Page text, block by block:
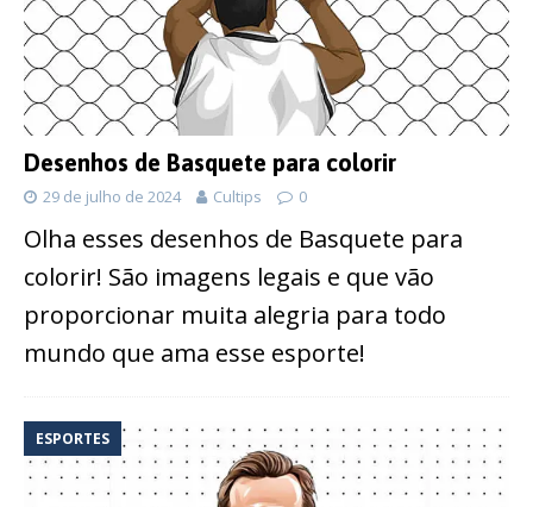
Desenhos de Basquete para colorir
29 de julho de 2024 Cultips 0
Olha esses desenhos de Basquete para
colorir! São imagens legais e que vão
proporcionar muita alegria para todo
mundo que ama esse esporte!
ESPORTES